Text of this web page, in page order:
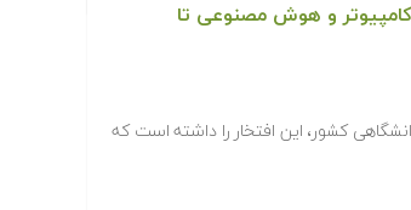
کامپیوتر و هوش مصنوعی تا
کشور، این افتخار را داشته است که